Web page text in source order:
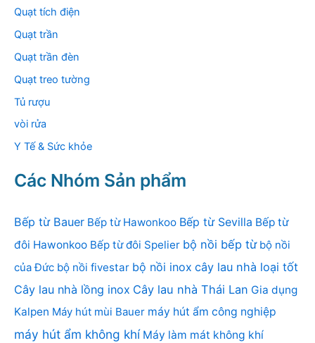
Quạt tích điện
Quạt trần
Quạt trần đèn
Quạt treo tường
Tủ rượu
vòi rửa
Y Tế & Sức khỏe
Các Nhóm Sản phẩm
Bếp từ Bauer Bếp từ Hawonkoo Bếp từ Sevilla Bếp từ
đôi Hawonkoo Bếp từ đôi Spelier bộ nồi bếp từ bộ nồi
của Đức bộ nồi fivestar bộ nồi inox cây lau nhà loại tốt
Cây lau nhà lồng inox Cây lau nhà Thái Lan Gia dụng
Kalpen Máy hút mùi Bauer máy hút ẩm công nghiệp
máy hút ẩm không khí Máy làm mát không khí